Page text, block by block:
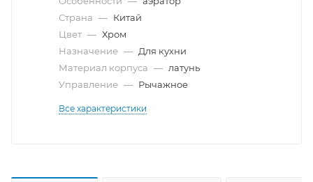
Страна — Китай
Цвет — Хром
Назначение — Для кухни
Материал корпуса — латунь
Управление — Рычажное
Все характеристики